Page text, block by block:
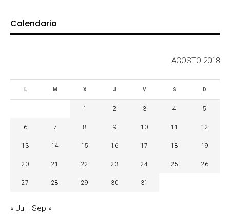
Calendario
AGOSTO 2018
L M X J V S D
1 2 3 4 5
6 7 8 9 10 11 12
13 14 15 16 17 18 19
20 21 22 23 24 25 26
27 28 29 30 31
« Jul Sep »